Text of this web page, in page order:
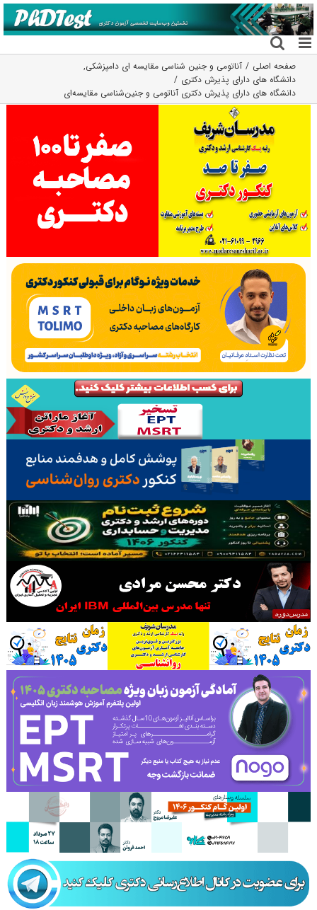
رفتن
به
محتوا
صفحه اصلی آناتومی و جنین شناسی مقایسه ای دامپزشکی,
دانشگاه های دارای پذیرش دکتری
دانشگاه های دارای پذیرش دکتری آﻧﺎﺗﻮمی و ﺟﻨﻴﻦﺷﻨﺎسی ﻣﻘﺎﻳﺴﻪای